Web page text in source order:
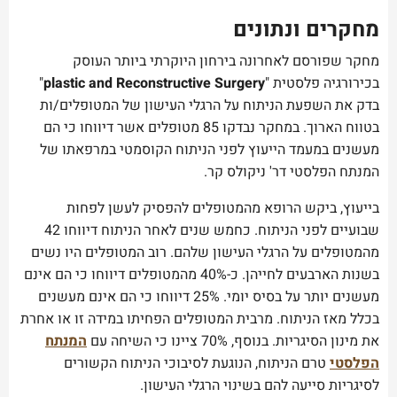
מחקרים ונתונים
מחקר שפורסם לאחרונה בירחון היוקרתי ביותר העוסק
בכירורגיה פלסטית "plastic and Reconstructive Surgery
"
בדק את השפעת הניתוח על הרגלי העישון של המטופלים/ות
בטווח הארוך. במחקר נבדקו 85 מטופלים אשר דיווחו כי הם
מעשנים במעמד הייעוץ לפני הניתוח הקוסמטי במרפאתו של
המנתח הפלסטי דר' ניקולס קר.
בייעוץ, ביקש הרופא מהמטופלים להפסיק לעשן לפחות
שבועיים לפני הניתוח. כחמש שנים לאחר הניתוח דיווחו 42
מהמטופלים על הרגלי העישון שלהם. רוב המטופלים היו נשים
בשנות הארבעים לחייהן. כ-40% מהמטופלים דיווחו כי הם אינם
מעשנים יותר על בסיס יומי. 25% דיווחו כי הם אינם מעשנים
בכלל מאז הניתוח. מרבית המטופלים הפחיתו במידה זו או אחרת
את מינון הסיגריות. בנוסף, 70% ציינו כי השיחה עם
המנתח
הפלסטי טרם הניתוח, הנוגעת לסיבוכי הניתוח הקשורים
לסיגריות סייעה להם בשינוי הרגלי העישון.